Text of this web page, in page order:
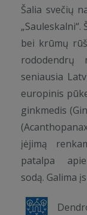
Šalia svečių
bei krūmų
rododendrų
seniausia
europinis
ginkmedis
įėjimą
patalpa
sodą. Galima